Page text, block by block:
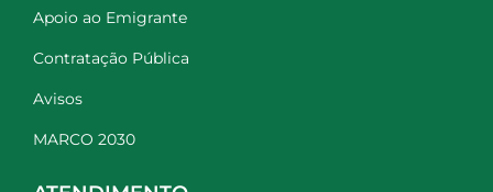
Apoio ao Emigrante
Contratação Pública
Avisos
MARCO 2030